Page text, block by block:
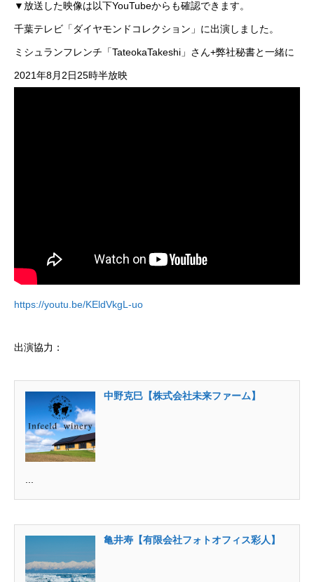
▼放送した映像は以下YouTubeからも確認できます。
千葉テレビ「ダイヤモンドコレクション」に出演しました。
ミシュランフレンチ「TateokaTakeshi」さん+弊社秘書と一緒に
2021年8月2日25時半放映
https://youtu.be/KEldVkgL-uo
出演協力：
中野克巳【株式会社未来ファーム】
亀井寿【有限会社フォトオフィス彩人】